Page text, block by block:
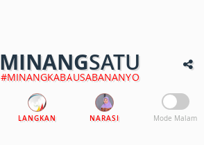
MINANGSATU
#MINANGKABAUSABANANYO
LANGKAN NARASI Mode Malam